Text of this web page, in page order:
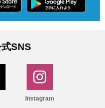
SNS
Instagram